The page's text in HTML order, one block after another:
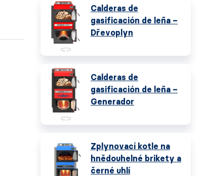
Calderas de
gasificación de leña –
Dřevoplyn
Calderas de
gasificación de leña –
Generador
Zplynovací kotle na
hnědouhelné brikety a
černé uhlí